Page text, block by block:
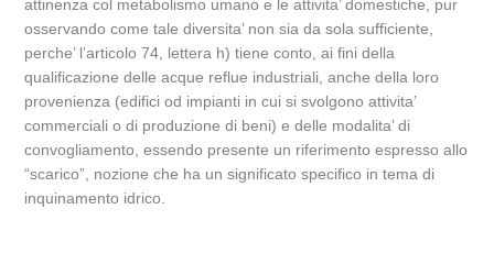
attinenza col metabolismo umano e le attivita’ domestiche, pur
osservando come tale diversita’ non sia da sola sufficiente,
perche’ l’articolo 74, lettera h) tiene conto, ai fini della
qualificazione delle acque reflue industriali, anche della loro
provenienza (edifici od impianti in cui si svolgono attivita’
commerciali o di produzione di beni) e delle modalita’ di
convogliamento, essendo presente un riferimento espresso allo
“scarico”, nozione che ha un significato specifico in tema di
inquinamento idrico.